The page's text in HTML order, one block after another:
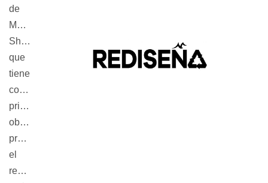
de
Montevideo
Shopping
que
tiene
como
principal
objetivo
promover
el
reciclaje